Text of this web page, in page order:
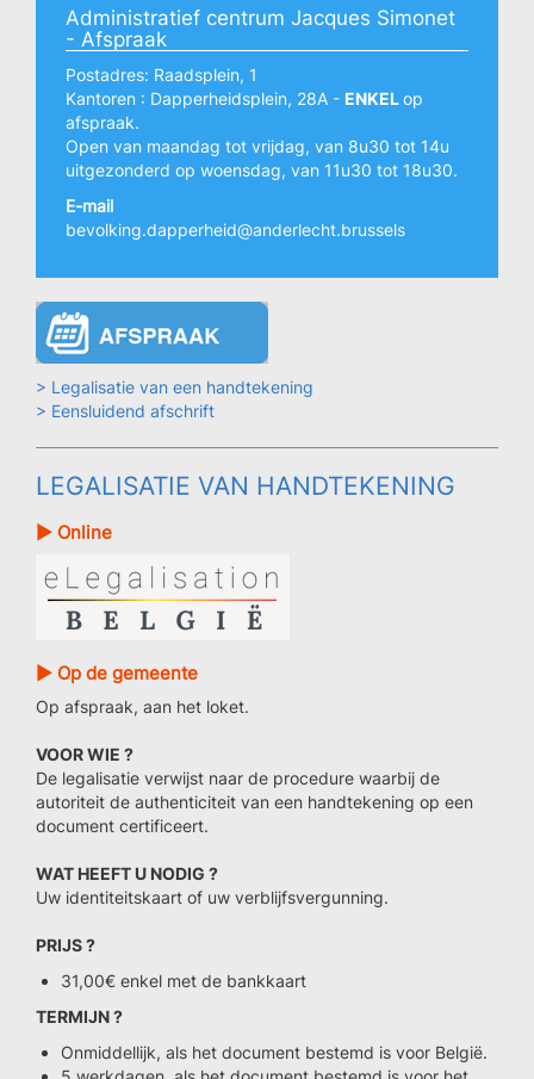
Administratief centrum Jacques Simonet
- Afspraak
Postadres: Raadsplein, 1
Kantoren : Dapperheidsplein, 28A - ENKELop
afspraak.
Open van maandag tot vrijdag, van 8u30 tot 14u
uitgezonderd op woensdag, van 11u30 tot 18u30.
E-mail
bevolking.dapperheid@anderlecht.brussels
> Legalisatie van een handtekening
> Eensluidend afschrift
LEGALISATIE VAN HANDTEKENING
► Online
► Op de gemeente
Op afspraak, aan het loket.
VOOR WIE ?
De legalisatie verwijst naar de procedure waarbij de
autoriteit de authenticiteit van een handtekening op een
document certificeert.
WAT HEEFT U NODIG ?
Uw identiteitskaart of uw verblijfsvergunning.
PRIJS ?
31,00€ enkel met de bankkaart
TERMIJN ?
Onmiddellijk, als het document bestemd is voor België.